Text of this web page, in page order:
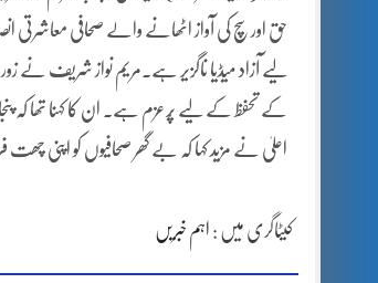
حق اور سچ کی آواز اٹھانے والے صحافی
لیے آزاد میڈیا ناگزیر ہے۔مریم نواز شریف نے
کے تحفظ کے لیے پُرعزم ہے۔ ان کا کہنا تھا کہ
اعلیٰ نے مزید کہا کہ بے گھر صحافیوں کو اپنی
کیٹاگری میں : اہم خبریں